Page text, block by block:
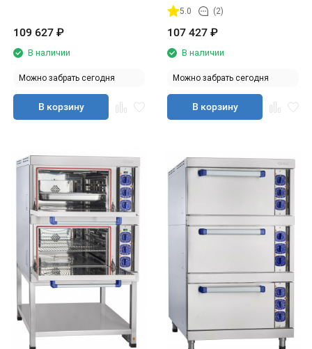
109 627 ₽
В наличии
Можно забрать сегодня
В корзину
5.0 (2)
107 427 ₽
В наличии
Можно забрать сегодня
В корзину